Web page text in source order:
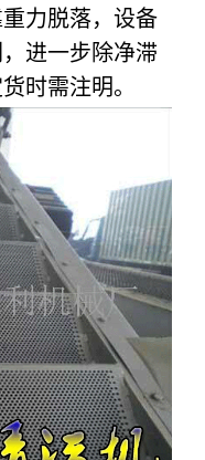
力脱落，设备
进一步除净滞
时需注明。